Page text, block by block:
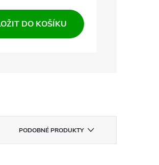
DO KOŠÍKU
PODOBNÉ PRODUKTY